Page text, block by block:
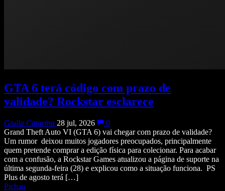
GTA 6 terá código com prazo de
validade? Rockstar esclarece
Giulia Catarina 28 jul, 2026
0
Grand Theft Auto VI (GTA 6) vai chegar com prazo de validade?
Um rumor deixou muitos jogadores preocupados, principalmente
quem pretende comprar a edição física para colecionar. Para acabar
com a confusão, a Rockstar Games atualizou a página de suporte na
última segunda-feira (28) e explicou como a situação funciona. PS
Plus de agosto terá […]
Pichau